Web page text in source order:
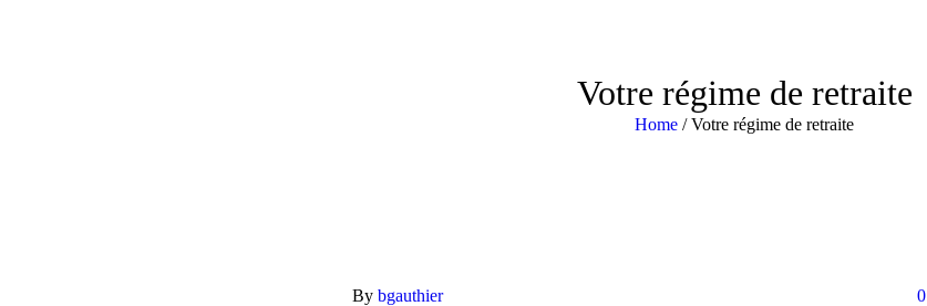
Votre régime de retraite
Home /Votre régime de retraite
By bgauthier 0